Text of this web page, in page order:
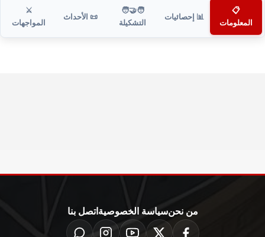
📋
المعلومات
📊 إحصائيات
🧑‍🤝‍🧑
التشكيلة
📜 الأحداث
⚔️
المواجهات
من نحنسياسة الخصوصية اتصل بنا